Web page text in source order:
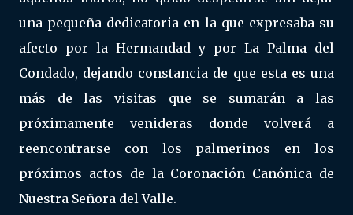
una pequeña dedicatoria en la que expresaba su
afecto por la Hermandad y por La Palma del
Condado, dejando constancia de que esta es una
más de las visitas que se sumarán a las
próximamente venideras donde volverá a
reencontrarse con los palmerinos en los
próximos actos de la Coronación Canónica de
Nuestra Señora del Valle.